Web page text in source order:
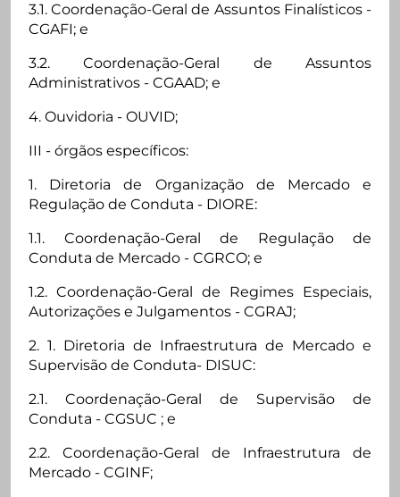
3.1. Coordenação-Geral de Assuntos Finalísticos -
CGAFI; e
3.2. Coordenação-Geral de Assuntos
Administrativos - CGAAD; e
4. Ouvidoria - OUVID;
III - órgãos específicos:
1. Diretoria de Organização de Mercado e
Regulação de Conduta - DIORE:
1.1. Coordenação-Geral de Regulação de
Conduta de Mercado - CGRCO; e
1.2. Coordenação-Geral de Regimes Especiais,
Autorizações e Julgamentos - CGRAJ;
2. 1. Diretoria de Infraestrutura de Mercado e
Supervisão de Conduta- DISUC:
2.1. Coordenação-Geral de Supervisão de
Conduta - CGSUC ; e
2.2. Coordenação-Geral de Infraestrutura de
Mercado - CGINF;